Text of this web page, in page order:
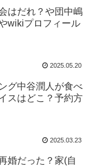
はだれ？や団中嶋
wikiプロフィール
2025.05.20
グ中谷潤人が食べ
スはどこ？予約方
2025.03.23
婚だった？家(自